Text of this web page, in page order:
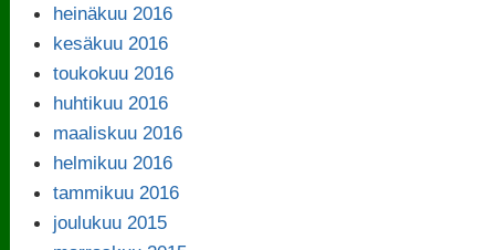
heinäkuu 2016
kesäkuu 2016
toukokuu 2016
huhtikuu 2016
maaliskuu 2016
helmikuu 2016
tammikuu 2016
joulukuu 2015